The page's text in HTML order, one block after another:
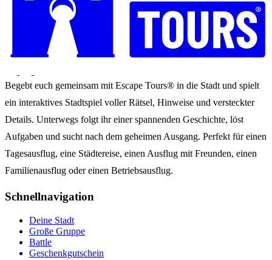
Begebt euch gemeinsam mit Escape Tours® in die Stadt und spielt
ein interaktives Stadtspiel voller Rätsel, Hinweise und versteckter
Details. Unterwegs folgt ihr einer spannenden Geschichte, löst
Aufgaben und sucht nach dem geheimen Ausgang. Perfekt für einen
Tagesausflug, eine Städtereise, einen Ausflug mit Freunden, einen
Familienausflug oder einen Betriebsausflug.
Schnellnavigation
Deine Stadt
Große Gruppe
Battle
Geschenkgutschein